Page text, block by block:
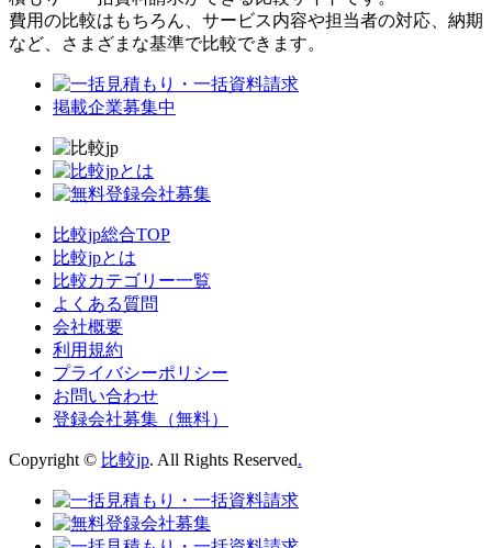
費用の比較はもちろん、サービス内容や担当者の対応、納期
など、さまざまな基準で比較できます。
掲載企業募集中
比較jp総合TOP
比較jpとは
比較カテゴリー一覧
よくある質問
会社概要
利用規約
プライバシーポリシー
お問い合わせ
登録会社募集（無料）
Copyright © 比較jp. All Rights Reserved.